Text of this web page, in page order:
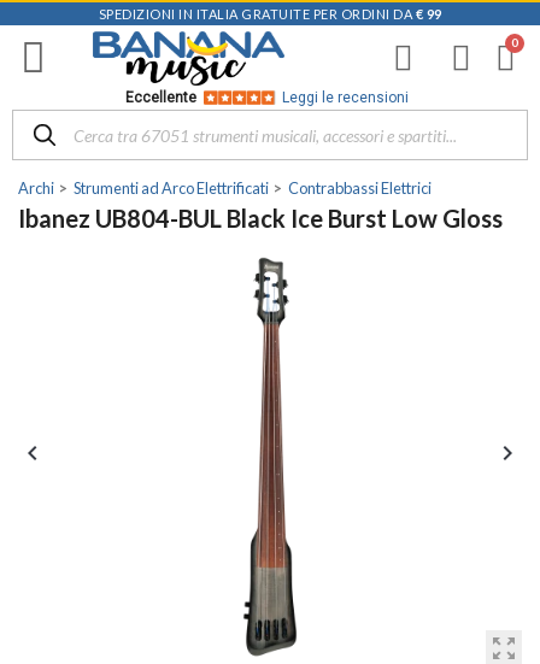
SPEDIZIONI IN ITALIA GRATUITE PER ORDINI DA € 99
Eccellente Leggi le recensioni
Archi Strumenti ad Arco Elettrificati Contrabbassi Elettrici
Ibanez UB804-BUL Black Ice Burst Low Gloss
zoom_out_map
 